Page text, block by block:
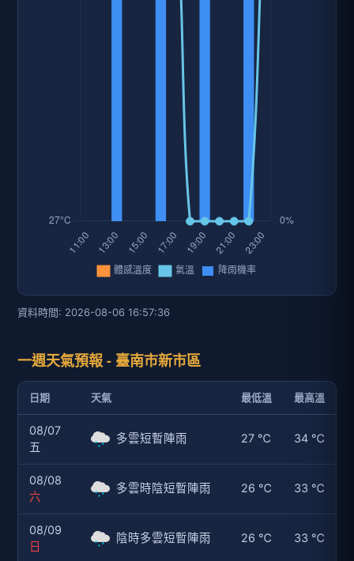
資料時間: 2026-08-06 16:57:36
一週天氣預報 - 臺南市新市區
日期 天氣 最低溫 最高溫
08/07
五
多雲短暫陣雨 27 ℃ 34 ℃
08/08
六
多雲時陰短暫陣雨 26 ℃ 33 ℃
08/09
日
陰時多雲短暫陣雨 26 ℃ 33 ℃